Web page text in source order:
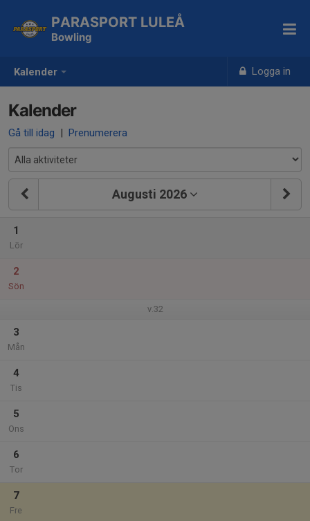
Kalender Logga in
PARASPORT LULEÅ
Bowling
Kalender
Gå till idag | Prenumerera
Augusti 2026
1
Lör
2
Sön
v.32
3
Mån
4
Tis
5
Ons
6
Tor
7
Fre